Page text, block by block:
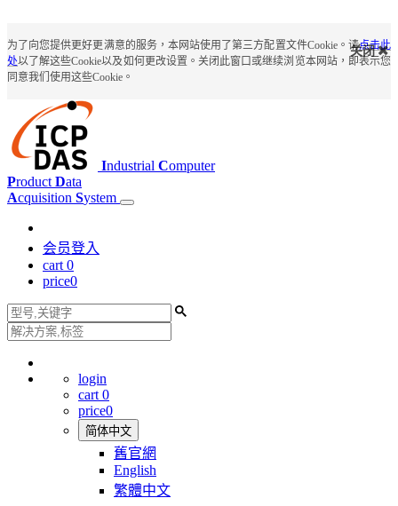
为了向您提供更好更满意的服务，本网站使用了第三方配置文件Cookie。请点击此
处以了解这些Cookie以及如何更改设置。关闭此窗口或继续浏览本网站，即表示您
同意我们使用这些Cookie。
关闭
Industrial Computer
Product Data
Acquisition System
会员登入
cart 0
price0
login
cart 0
price0
简体中文
舊官網
English
繁體中文